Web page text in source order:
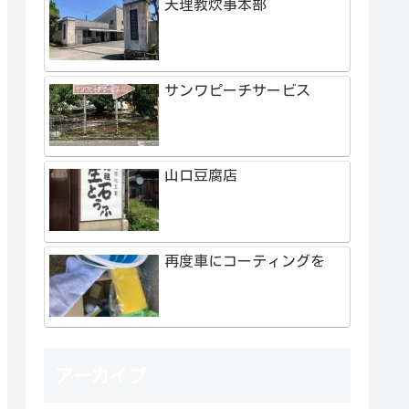
天理教炊事本部
サンワピーチサービス
山口豆腐店
再度車にコーティングを